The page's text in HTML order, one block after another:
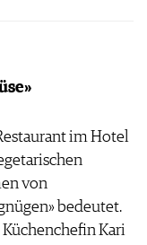
im Hotel
von
bedeutet.
Kari